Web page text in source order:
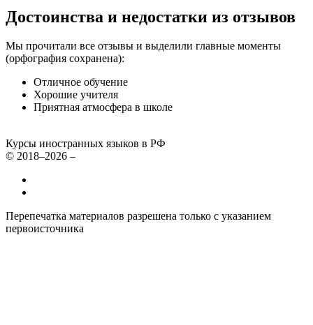
Достоинства и недостатки из отзывов
Мы прочитали все отзывы и выделили главные моменты
(орфография сохранена):
Отличное обучение
Хорошие учителя
Приятная атмосфера в школе
Курсы иностранных языков в РФ
© 2018–2026 –
Перепечатка материалов разрешена только с указанием
первоисточника